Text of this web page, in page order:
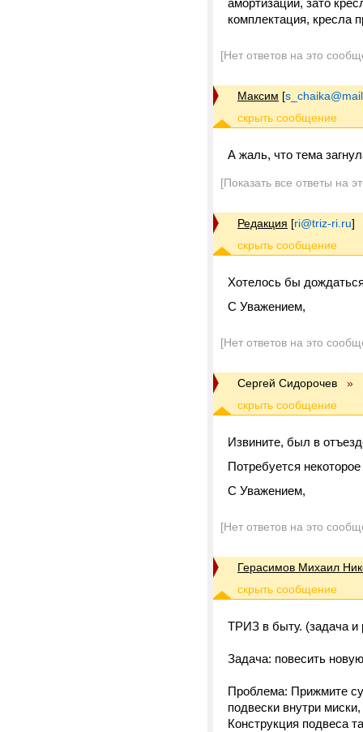
амортизации, зато
комплектация, кресла
[Нет ответов на это
Максим [
А жаль, что тема
[Показать все ответы на
Редакция [ri@triz-ri.ru]
Хотелось бы
С Уважением,
[Нет ответов на это
Сергей Сидорочев »
Извините, был в
Потребуется
С Уважением,
[Нет ответов на это
Герасимов Михаил
ТРИЗ в быту. (задача и
Задача: повесить
Проблема: Прижмите
подвески внутри
Конструкция подвеса